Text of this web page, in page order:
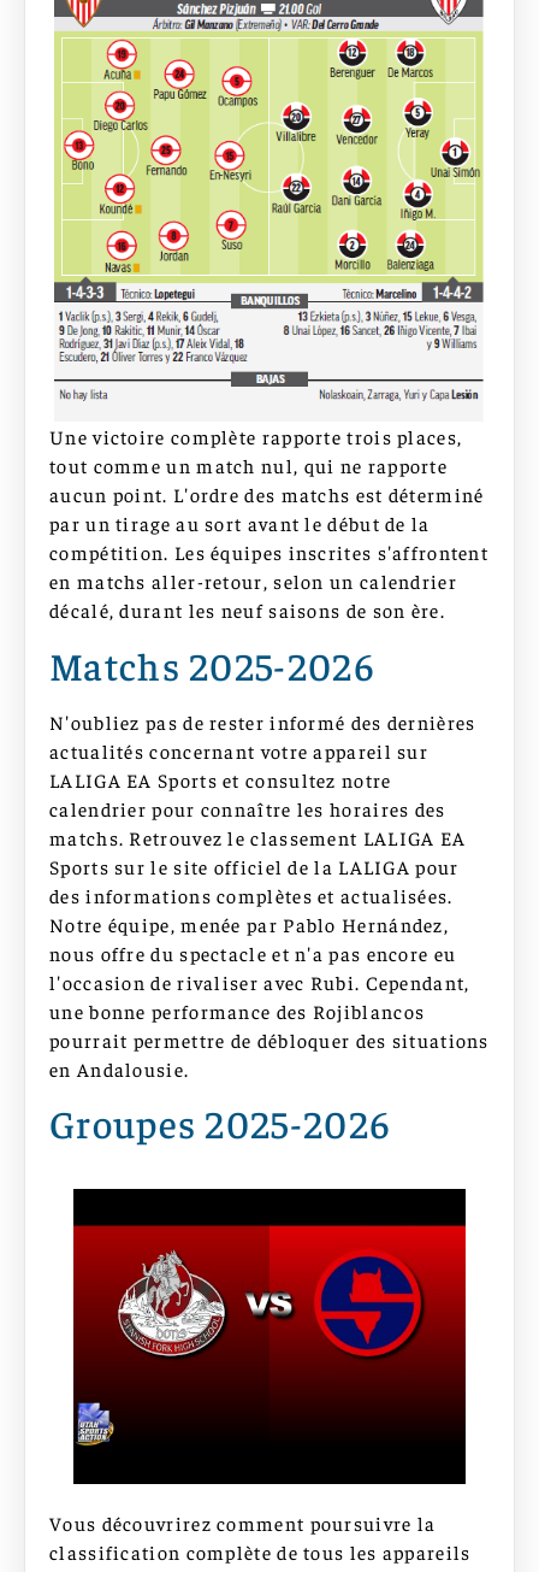
Une victoire complète rapporte trois places,
tout comme un match nul, qui ne rapporte
aucun point. L'ordre des matchs est déterminé
par un tirage au sort avant le début de la
compétition. Les équipes inscrites s'affrontent
en matchs aller-retour, selon un calendrier
décalé, durant les neuf saisons de son ère.
Matchs 2025-2026
N'oubliez pas de rester informé des dernières
actualités concernant votre appareil sur
LALIGA EA Sports et consultez notre
calendrier pour connaître les horaires des
matchs. Retrouvez le classement LALIGA EA
Sports sur le site officiel de la LALIGA pour
des informations complètes et actualisées.
Notre équipe, menée par Pablo Hernández,
nous offre du spectacle et n'a pas encore eu
l'occasion de rivaliser avec Rubi. Cependant,
une bonne performance des Rojiblancos
pourrait permettre de débloquer des situations
en Andalousie.
Groupes 2025-2026
Vous découvrirez comment poursuivre la
classification complète de tous les appareils